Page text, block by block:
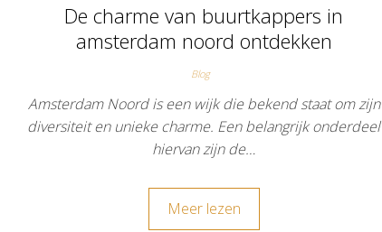
De charme van buurtkappers in
amsterdam noord ontdekken
Blog
Amsterdam Noord is een wijk die bekend staat om zijn
diversiteit en unieke charme. Een belangrijk onderdeel
hiervan zijn de…
Meer lezen